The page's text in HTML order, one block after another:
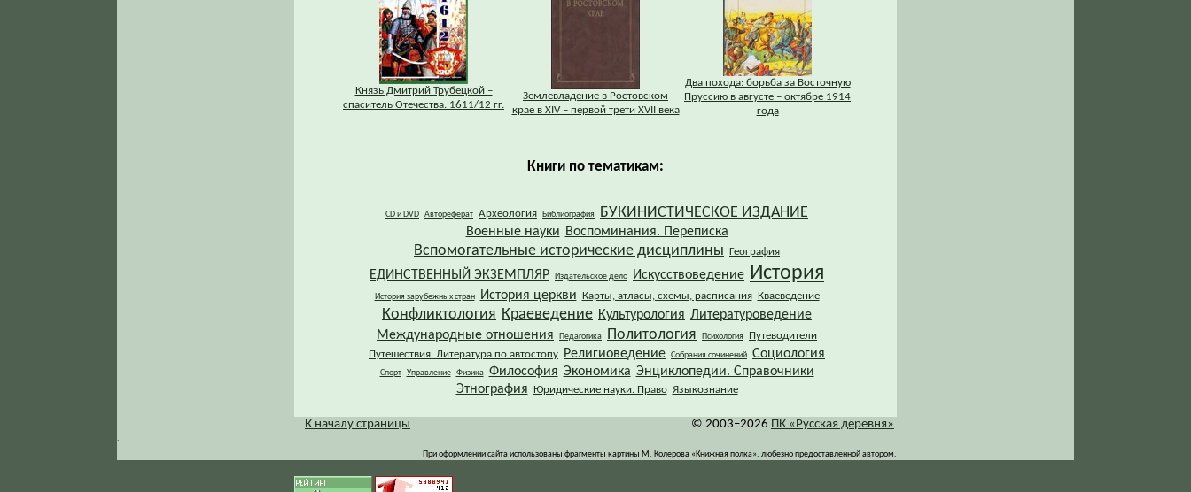
Князь Дмитрий Трубецкой –
спаситель Отечества. 1611/12 гг.
Землевладение в Ростовском
крае в XIV – первой трети XVII века
Два похода: борьба за Восточную
Пруссию в августе – октябре 1914
года
Книги по тематикам:
CD и DVD Автореферат Археология Библиография БУКИНИСТИЧЕСКОЕ ИЗДАНИЕ
Военные науки Воспоминания. Переписка
Вспомогательные исторические дисциплины География
ЕДИНСТВЕННЫЙ ЭКЗЕМПЛЯР Издательское дело Искусствоведение История
История зарубежных стран История церкви Карты, атласы, схемы, расписания Кваеведение
Конфликтология Краеведение Культурология Литературоведение
Международные отношения
Педагогика Политология Психология
Путеводители
Путешествия. Литература по автостопу
Религиоведение Собрания сочинений Социология
Спорт Управление Физика Философия Экономика Энциклопедии. Справочники
Этнография Юридические науки. Право Языкознание
.
К началу страницы © 2003–2026 ПК «Русская деревня»
При оформлении сайта использованы фрагменты картины М. Колерова «Книжная полка», любезно предоставленной автором.